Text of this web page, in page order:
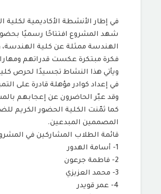
في إطار الأنشطة الأكاديمية
الهندسة ممثلة عن كلية الهندسة،
فكرة مبتكرة عكست قدراتهم
ويأتي هذا النشاط تجسيدًا لحرص
في إعداد كوادر مؤهلة قادرة على
وقد عبّر الحاضرون عن إعجابهم
كما ثمّنت الكلية الحضور الكريم
المصممين المبدعين.
قائمة الطلاب المشاركين في
1- أسامة الهدور
2- فاطمة جرعون
3- محمد العزيزي
4- عمر قويدر